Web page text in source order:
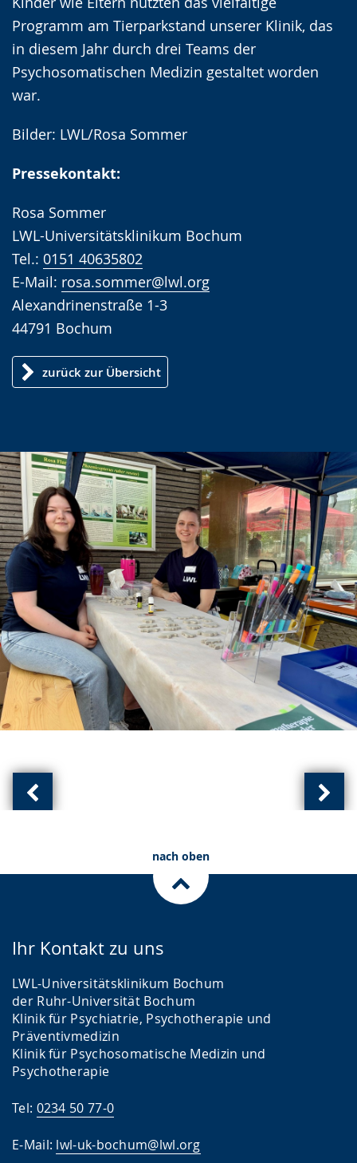
Programm am Tierparkstand unserer Klinik, das
in diesem Jahr durch drei Teams der
Psychosomatischen Medizin gestaltet worden
war.
Bilder: LWL/Rosa Sommer
Pressekontakt:
Rosa Sommer
LWL-Universitätsklinikum Bochum
Tel.: 0151 40635802
E-Mail: rosa.sommer@lwl.org
Alexandrinenstraße 1-3
44791 Bochum
zurück zur Übersicht
Vorherige
von
von
nach oben
Ihr Kontakt zu uns
LWL-Universitätsklinikum Bochum
der Ruhr-Universität Bochum
Klinik für Psychiatrie, Psychotherapie und
Präventivmedizin
Klinik für Psychosomatische Medizin und
Psychotherapie
Tel: 0234 50 77-0
E-Mail: lwl-uk-bochum@lwl.org